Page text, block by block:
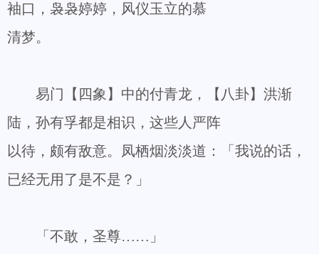
袖口，袅袅婷婷，风仪玉立的慕
清梦。
易门【四象】中的付青龙，【八卦】洪渐
陆，孙有孚都是相识，这些人严阵
以待，颇有敌意。凤栖烟淡淡道：「我说的话，
已经无用了是不是？」
「不敢，圣尊……」